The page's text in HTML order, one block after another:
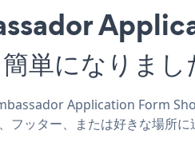
単になりまし
Application Form
フッター、または好きな場所に